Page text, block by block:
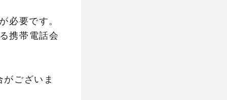
必要です。
携帯電話会
ございま